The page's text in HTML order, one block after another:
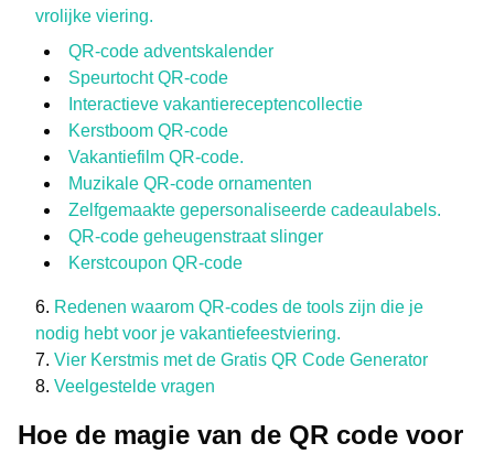
vrolijke viering.
QR-code adventskalender
Speurtocht QR-code
Interactieve vakantiereceptencollectie
Kerstboom QR-code
Vakantiefilm QR-code.
Muzikale QR-code ornamenten
Zelfgemaakte gepersonaliseerde cadeaulabels.
QR-code geheugenstraat slinger
Kerstcoupon QR-code
Redenen waarom QR-codes de tools zijn die je
nodig hebt voor je vakantiefeestviering.
Vier Kerstmis met de Gratis QR Code Generator
Veelgestelde vragen
Hoe de magie van de QR code voor